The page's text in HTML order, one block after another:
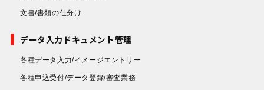
文書/書類の仕分け
データ入力ドキュメント管理
各種データ入力/イメージエントリー
各種申込受付/データ登録/審査業務